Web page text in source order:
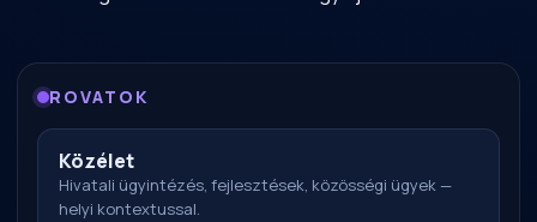
ROVATOK
Közélet
Hivatali ügyintézés, fejlesztések, közösségi ügyek —
helyi kontextussal.